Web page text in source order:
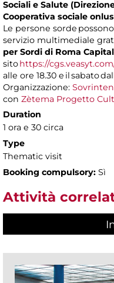
Sociali e Salute
Cooperativa sociale
Le persone sorde
servizio multimediale
per Sordi di Roma
sitohttps://
alle ore 18.30 e il sabato
Organizzazione:
con Zètema Progetto
Duration
1 ora e 30 circa
Type
Thematic visit
Booking compulsory: Sì
Attività